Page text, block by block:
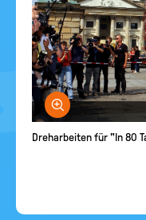
Bild
Dreharbeiten für "In 80